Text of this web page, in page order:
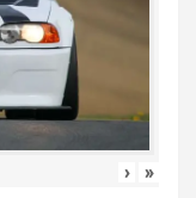
› »